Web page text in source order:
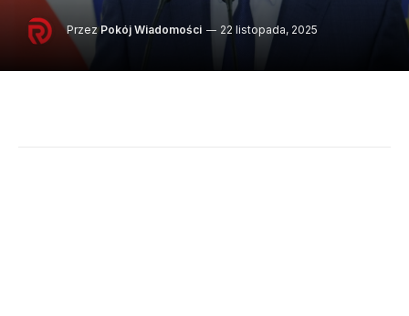
Przez Pokój Wiadomości 22 listopada, 2025